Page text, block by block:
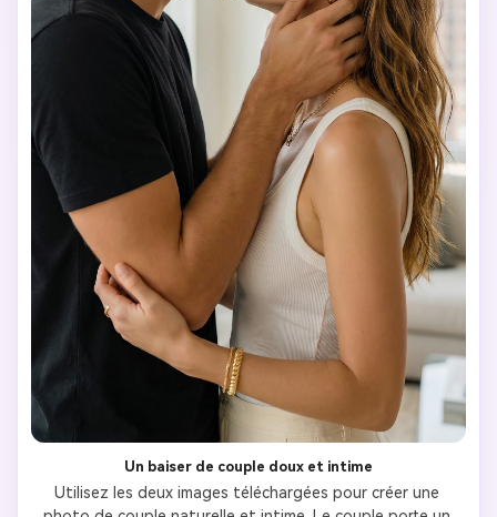
Un baiser de couple doux et intime
Utilisez les deux images téléchargées pour créer une